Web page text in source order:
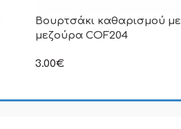
Βουρτσάκι καθαρισμού με
μεζούρα COF204
3.00€